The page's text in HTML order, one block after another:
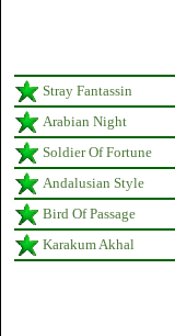
Stray Fantassin
Arabian Night
Soldier Of Fortune
Andalusian Style
Bird Of Passage
Karakum Akhal